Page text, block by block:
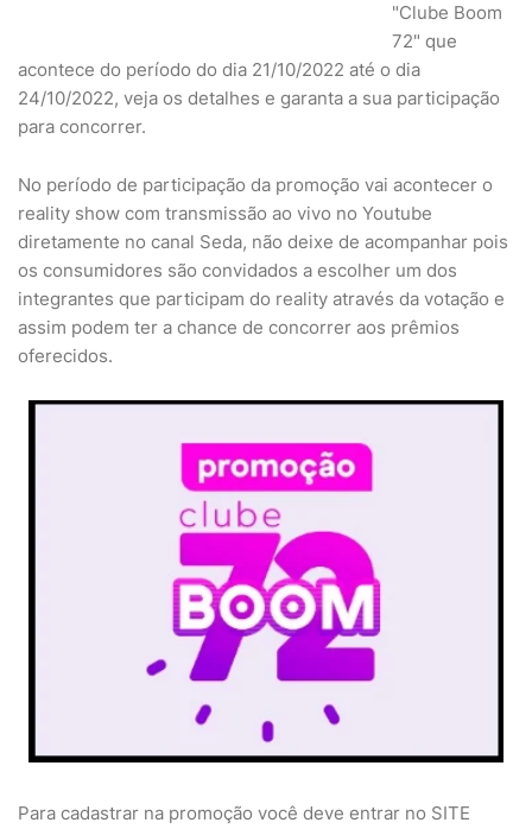
"Clube Boom
72" que
acontece do período do dia 21/10/2022 até o dia
24/10/2022, veja os detalhes e garanta a sua participação
para concorrer.
No período de participação da promoção vai acontecer o
reality show com transmissão ao vivo no Youtube
diretamente no canal Seda, não deixe de acompanhar pois
os consumidores são convidados a escolher um dos
integrantes que participam do reality através da votação e
assim podem ter a chance de concorrer aos prêmios
oferecidos.
Para cadastrar na promoção você deve entrar no SITE